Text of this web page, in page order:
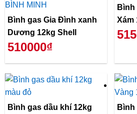
Bình gas Gia Đình xanh
Dương 12kg Shell
510000₫
Bình
Xám
Bình gas dầu khí 12kg
Bình